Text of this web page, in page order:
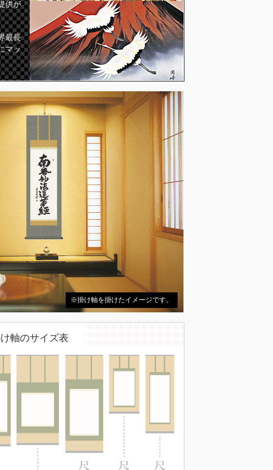
供が
最長
マッ
※掛け軸を掛けたイメージです。
軸のサイズ表